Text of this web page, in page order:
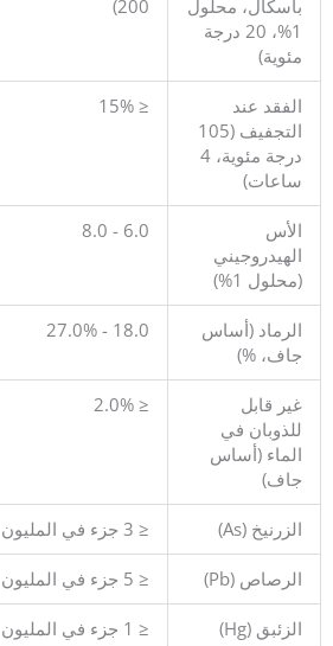
باسكال، محلول
1%، 20 درجة
مئوية)
200)
الفقد عند
التجفيف (105
درجة مئوية، 4
ساعات)
≤ 15%
الأس
الهيدروجيني
(محلول 1%)
6.0 - 8.0
الرماد (أساس
جاف، %)
18.0 - 27.0%
غير قابل
للذوبان في
الماء (أساس
جاف)
≤ 2.0%
الزرنيخ (As) ≤ 3 جزء في المليون
الرصاص (Pb) ≤ 5 جزء في المليون
الزئبق (Hg) ≤ 1 جزء في المليون